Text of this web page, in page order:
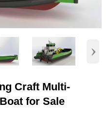
›
Craft Multi-
for Sale